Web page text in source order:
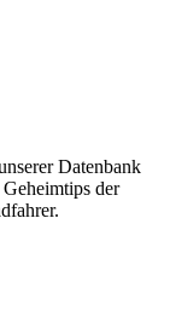
Datenbank
der